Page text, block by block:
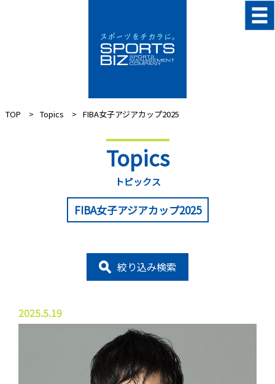
TOP Topics FIBA女子アジアカップ2025
Topics
トピックス
FIBA女子アジアカップ2025
絞り込み検索
2025.5.19